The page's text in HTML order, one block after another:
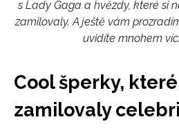
s Lady Gaga a hvězdy, které si
zamilovaly. A ještě vám
uvidíte mnohem
Cool šperky,
zamilovaly